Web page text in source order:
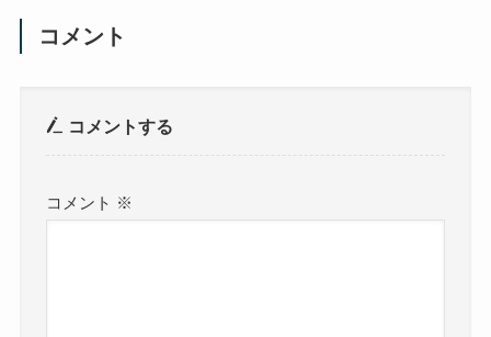
コメント
コメントする
コメント ※